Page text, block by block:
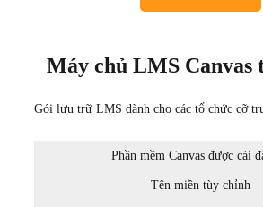
Máy chủ LMS Canvas
Gói lưu trữ LMS dành cho các tổ chức cỡ
Phần mềm Canvas được cài
Tên miền tùy chỉnh